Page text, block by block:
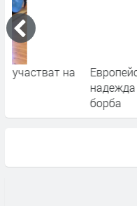
Европейският
надежда за медал и